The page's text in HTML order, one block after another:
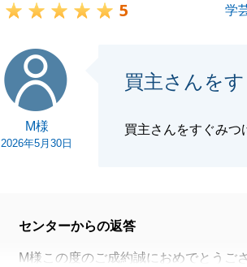
応を続けてまいります。
この度は誠にありがとうございました。
今後ともよろしくお願いいたします。
5 学
M様
2026年5月30日
買主さんを
買主さんをすぐみつ
センターからの返答
M様この度のご成約誠におめでとうご